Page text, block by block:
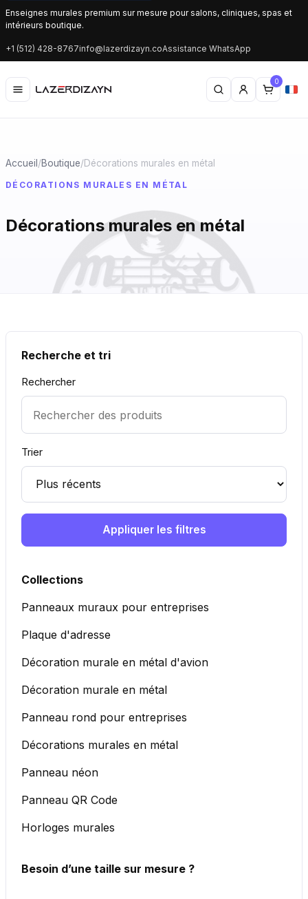
Enseignes murales premium sur mesure pour salons, cliniques, spas et
intérieurs boutique.
+1 (512) 428-8767info@lazerdizayn.coAssistance WhatsApp
0
Accueil/Boutique/Décorations murales en métal
DÉCORATIONS MURALES EN MÉTAL
Décorations murales en métal
Recherche et tri
Rechercher
Trier
Appliquer les filtres
Collections
Panneaux muraux pour entreprises
Plaque d'adresse
Décoration murale en métal d'avion
Décoration murale en métal
Panneau rond pour entreprises
Décorations murales en métal
Panneau néon
Panneau QR Code
Horloges murales
Besoin d’une taille sur mesure ?